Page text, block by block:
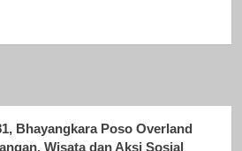
Bhayangkara Poso Overland
Wisata dan Aksi Sosial